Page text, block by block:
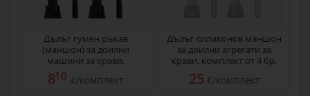
Дълъг гумен ръкав
(маншон) за доилни
машини за крави,
комплект от 4 бр.
810 €/комплект
Дълъг силиконов маншон
за доилни агрегати за
крави, комплект от 4 бр.
25 €/комплект